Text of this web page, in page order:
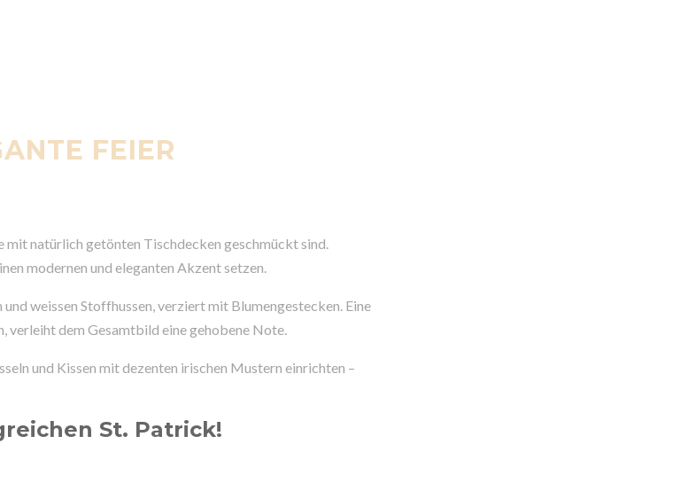
FEIER
mit natürlich getönten Tischdecken geschmückt sind.
modernen und eleganten Akzent setzen.
weissen Stoffhussen, verziert mit Blumengestecken. Eine
dem Gesamtbild eine gehobene Note.
und Kissen mit dezenten irischen Mustern einrichten –
St. Patrick!